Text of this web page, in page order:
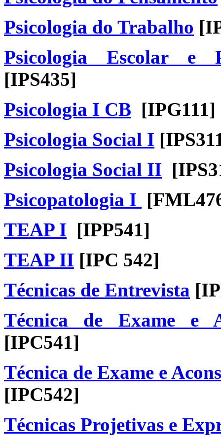
Psicologia do Trabalho
Psicologia Escolar e
[IPS435]
Psicologia I CB [IPG111]
Psicologia Social I
Psicologia Social II
Psicopatologia I
TEAP I [IPP541]
TEAP II [IPC 542]
Técnicas de Entrevista
Técnica de Exame e
[IPC541]
Técnica de Exame e
[IPC542]
Técnicas Projetivas e